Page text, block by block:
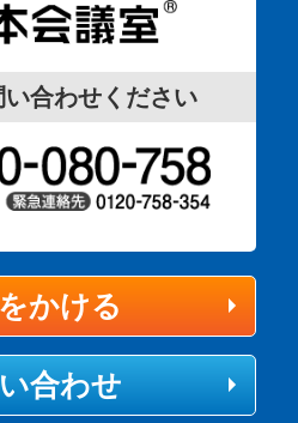
合わせください
かける
合わせ